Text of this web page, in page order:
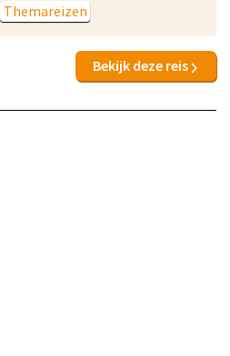
Themareizen
Bekijk deze reis